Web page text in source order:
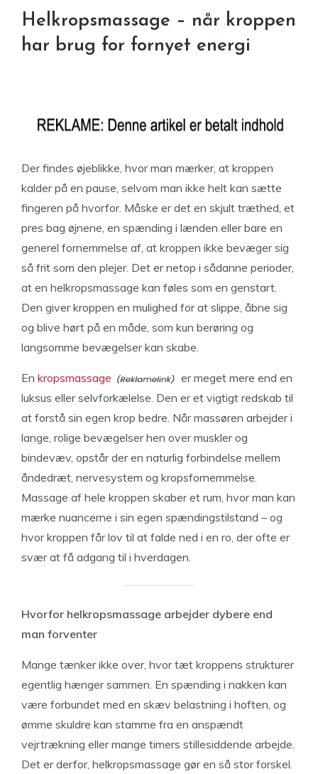
Helkropsmassage – når kroppen
har brug for fornyet energi
Der findes øjeblikke, hvor man mærker, at kroppen
kalder på en pause, selvom man ikke helt kan sætte
fingeren på hvorfor. Måske er det en skjult træthed, et
pres bag øjnene, en spænding i lænden eller bare en
generel fornemmelse af, at kroppen ikke bevæger sig
så frit som den plejer. Det er netop i sådanne perioder,
at en helkropsmassage kan føles som en genstart.
Den giver kroppen en mulighed for at slippe, åbne sig
og blive hørt på en måde, som kun berøring og
langsomme bevægelser kan skabe.
En kropsmassage
er meget mere end en
luksus eller selvforkælelse. Den er et vigtigt redskab til
at forstå sin egen krop bedre. Når massøren arbejder i
lange, rolige bevægelser hen over muskler og
bindevæv, opstår der en naturlig forbindelse mellem
åndedræt, nervesystem og kropsfornemmelse.
Massage af hele kroppen skaber et rum, hvor man kan
mærke nuancerne i sin egen spændingstilstand – og
hvor kroppen får lov til at falde ned i en ro, der ofte er
svær at få adgang til i hverdagen.
Hvorfor helkropsmassage arbejder dybere end
man forventer
Mange tænker ikke over, hvor tæt kroppens strukturer
egentlig hænger sammen. En spænding i nakken kan
være forbundet med en skæv belastning i hoften, og
ømme skuldre kan stamme fra en anspændt
vejrtrækning eller mange timers stillesiddende arbejde.
Det er derfor, helkropsmassage gør en så stor forskel.